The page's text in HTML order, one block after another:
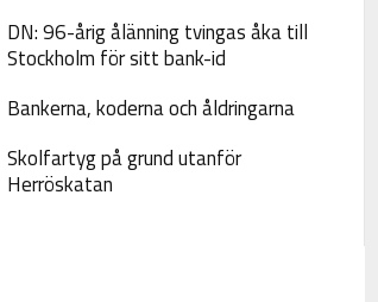
DN: 96-årig ålänning tvingas åka till
Stockholm för sitt bank-id
Bankerna, koderna och åldringarna
Skolfartyg på grund utanför
Herröskatan